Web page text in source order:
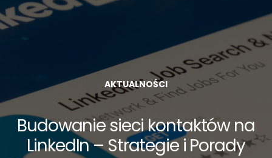
AKTUALNOŚCI
Budowanie sieci kontaktów na
LinkedIn – Strategie i Porady